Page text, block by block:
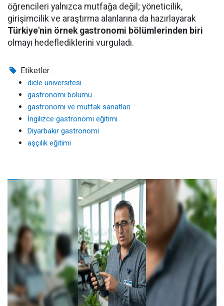
öğrencileri yalnızca mutfağa değil; yöneticilik,
girişimcilik ve araştırma alanlarına da hazırlayarak
Türkiye'nin örnek gastronomi bölümlerinden biri
olmayı hedeflediklerini vurguladı.
Etiketler :
dicle üniversitesi
gastronomi bölümü
gastronomi ve mutfak sanatları
İngilizce gastronomi eğitimi
Diyarbakır gastronomi
aşçılık eğitimi